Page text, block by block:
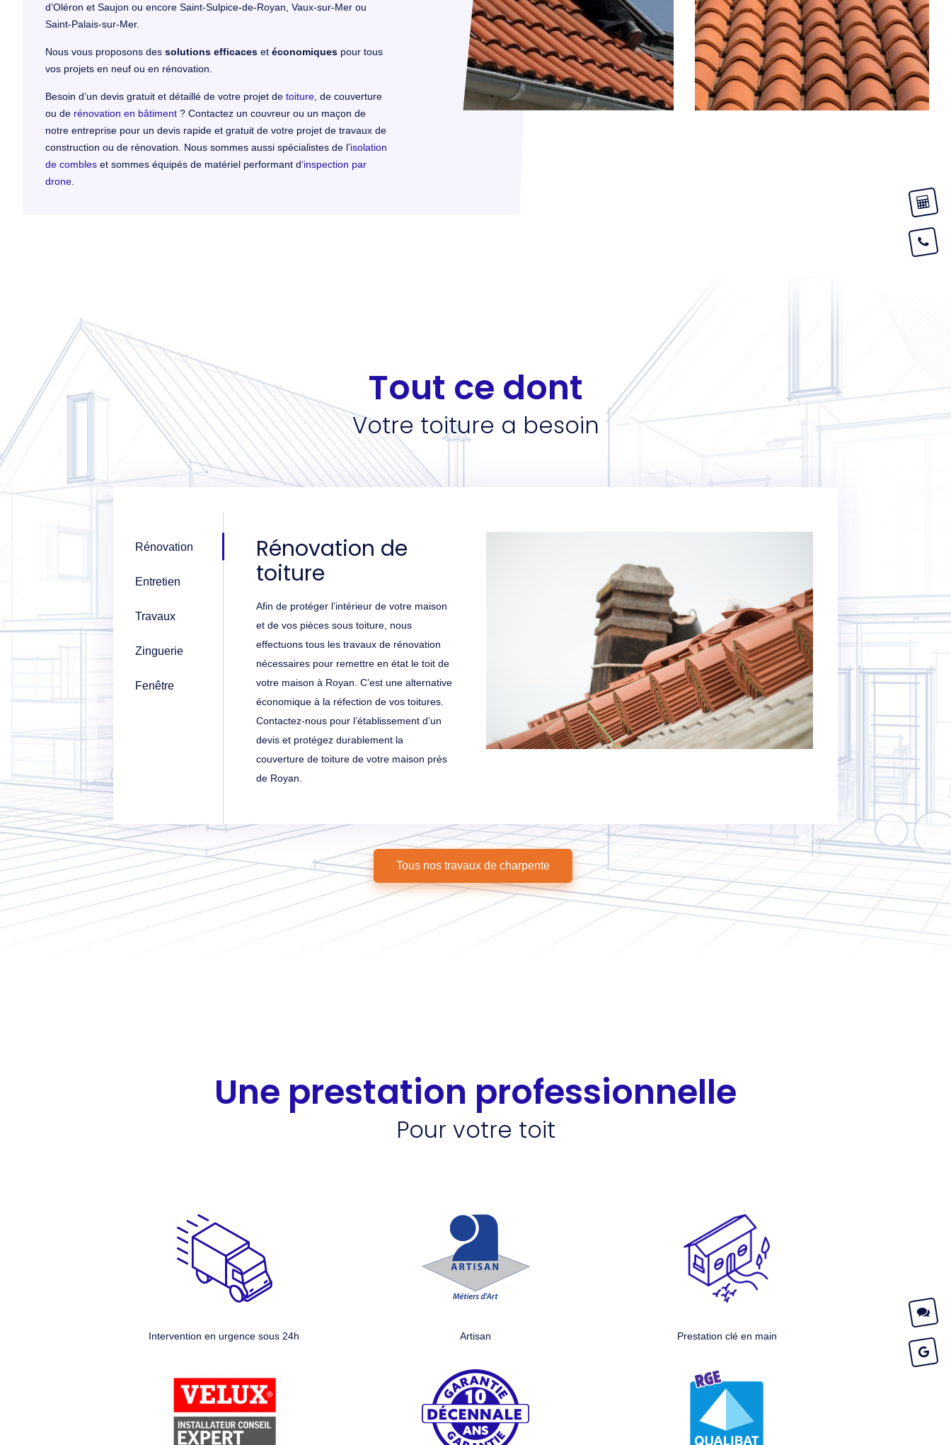
d’Oléron et Saujon ou encore Saint-Sulpice-de-Royan, Vaux-sur-Mer ou
Saint-Palais-sur-Mer.
Nous vous proposons des solutions efficaces et économiques pour tous
vos projets en neuf ou en rénovation.
Besoin d’un devis gratuit et détaillé de votre projet de toiture , de couverture
ou de rénovation en bâtiment ? Contactez un couvreur ou un maçon de
notre entreprise pour un devis rapide et gratuit de votre projet de travaux de
construction ou de rénovation. Nous sommes aussi spécialistes de l’isolation
de combles et sommes équipés de matériel performant d‘inspection par
drone
Tout ce dont
Votre toiture a besoin
Rénovation
Entretien
Travaux
Zinguerie
Fenêtre
Rénovation de
toiture
Afin de protéger l’intérieur de votre maison
et de vos pièces sous toiture, nous
effectuons tous les travaux de rénovation
nécessaires pour remettre en état le toit de
votre maison à Royan. C’est une alternative
économique à la réfection de vos toitures.
Contactez-nous pour l’établissement d’un
devis et protégez durablement la
couverture de toiture de votre maison près
de Royan.
Tous nos travaux de charpente
Une prestation professionnelle
Pour votre toit
Intervention en urgence sous 24h Artisan Prestation clé en main